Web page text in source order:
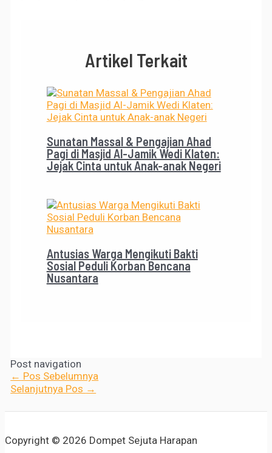
Artikel Terkait
Sunatan Massal & Pengajian Ahad
Pagi di Masjid Al-Jamik Wedi Klaten:
Jejak Cinta untuk Anak-anak Negeri
Antusias Warga Mengikuti Bakti
Sosial Peduli Korban Bencana
Nusantara
Post navigation
← Pos Sebelumnya
Selanjutnya Pos →
Copyright © 2026 Dompet Sejuta Harapan